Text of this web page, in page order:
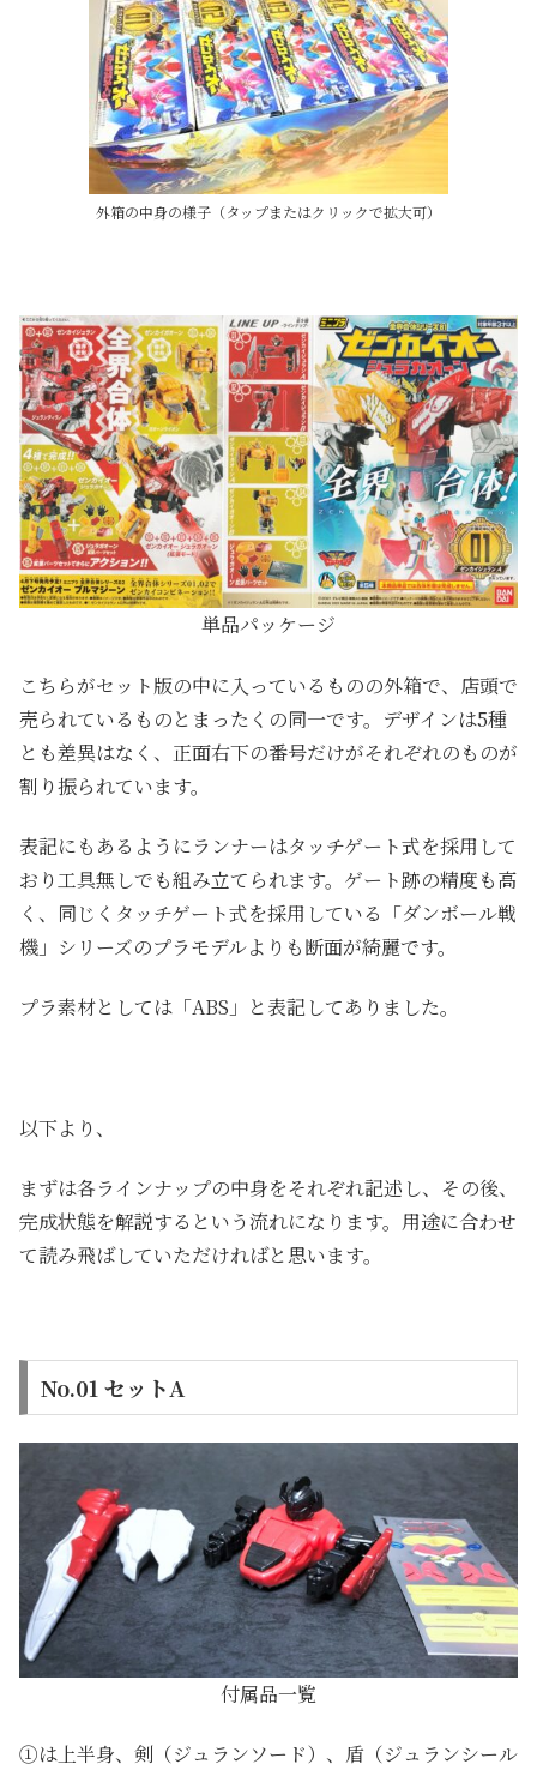
外箱の中身の様子（タップまたはクリックで拡大可）
単品パッケージ
こちらがセット版の中に入っているものの外箱で、店頭で
売られているものとまったくの同一です。デザインは5種
とも差異はなく、正面右下の番号だけがそれぞれのものが
割り振られています。
表記にもあるようにランナーはタッチゲート式を採用して
おり工具無しでも組み立てられます。ゲート跡の精度も高
く、同じくタッチゲート式を採用している「ダンボール戦
機」シリーズのプラモデルよりも断面が綺麗です。
プラ素材としては「ABS」と表記してありました。
以下より、
まずは各ラインナップの中身をそれぞれ記述し、その後、
完成状態を解説するという流れになります。用途に合わせ
て読み飛ばしていただければと思います。
No.01 セットA
付属品一覧
①は上半身、剣（ジュランソード）、盾（ジュランシール